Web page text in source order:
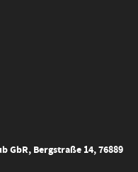
GbR, Bergstraße 14, 76889